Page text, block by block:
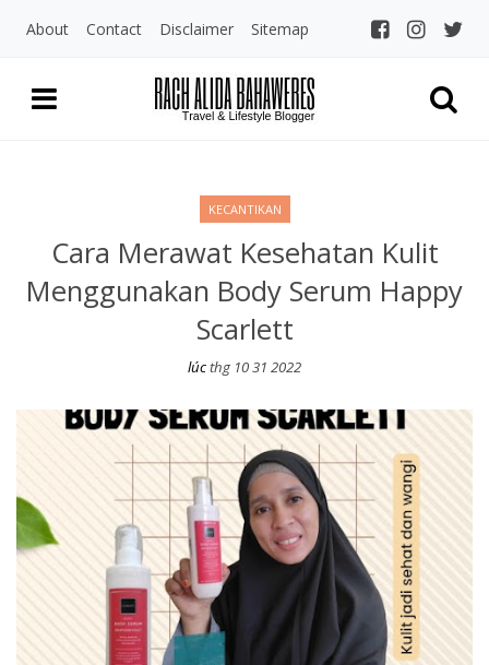
About Contact Disclaimer Sitemap
KECANTIKAN
Cara Merawat Kesehatan Kulit
Menggunakan Body Serum Happy
Scarlett
lúcthg 10 31 2022
Cara Merawat Kesehatan Kulit Menggunakan Body Serum